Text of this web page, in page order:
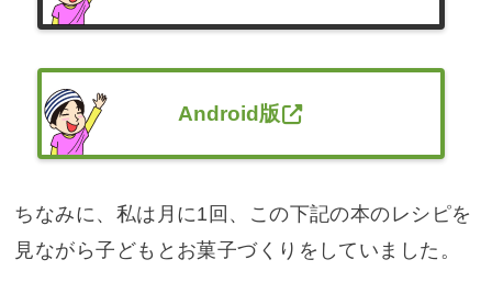
Android版
ちなみに、私は月に1回、この下記の本のレシピを
見ながら子どもとお菓子づくりをしていました。